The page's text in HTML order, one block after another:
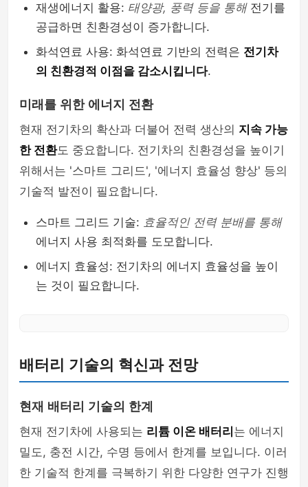
재생에너지 활용: 태양광, 풍력 등을 통해전기를
공급하면 친환경성이 증가합니다.
화석연료 사용: 화석연료 기반의 전력은 전기차
의 친환경적 이점을 감소시킵니다.
미래를 위한 에너지 전환
현재 전기차의 확산과 더불어 전력 생산의 지속 가능
한 전환도 중요합니다. 전기차의 친환경성을 높이기
위해서는 '스마트 그리드', '에너지 효율성 향상' 등의
기술적 발전이 필요합니다.
스마트 그리드 기술: 효율적인 전력 분배를 통해
에너지 사용 최적화를 도모합니다.
에너지 효율성: 전기차의 에너지 효율성을 높이
는 것이 필요합니다.
배터리 기술의 혁신과 전망
현재 배터리 기술의 한계
현재 전기차에 사용되는 리튬 이온 배터리 는 에너지
밀도, 충전 시간, 수명 등에서 한계를 보입니다. 이러
한 기술적 한계를 극복하기 위한 다양한 연구가 진행